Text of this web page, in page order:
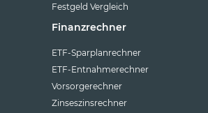
Festgeld Vergleich
Finanzrechner
ETF-Sparplanrechner
ETF-Entnahmerechner
Vorsorgerechner
Zinseszinsrechner